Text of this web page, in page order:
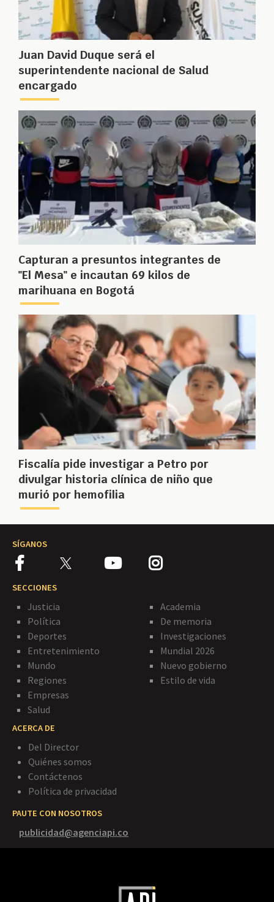
Juan David Duque será el
superintendente nacional de Salud
encargado
Capturan a presuntos integrantes de
"El Mesa" e incautan 69 kilos de
marihuana en Bogotá
Fiscalía pide investigar a Petro por
divulgar historia clínica de niño que
murió por hemofilia
SÍGANOS
SECCIONES
Justicia
Política
Deportes
Entretenimiento
Mundo
Regiones
Empresas
Salud
Academia
De memoria
Investigaciones
Mundial 2026
Nuevo gobierno
Estilo de vida
ACERCA DE
Del Director
Quiénes somos
Contáctenos
Política de privacidad
PAUTE CON NOSOTROS
publicidad@agenciapi.co